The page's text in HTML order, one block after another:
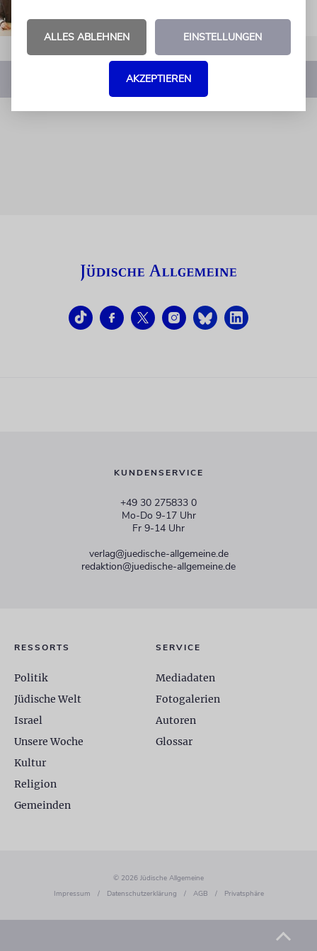
3 4
KUNDENSERVICE
+49 30 275833 0
Mo-Do 9-17 Uhr
Fr 9-14 Uhr
verlag@juedische-allgemeine.de
redaktion@juedische-allgemeine.de
RESSORTS
Politik
Jüdische Welt
Israel
Unsere Woche
Kultur
Religion
Gemeinden
SERVICE
Mediadaten
Fotogalerien
Autoren
Glossar
© 2026 Jüdische Allgemeine
Impressum
/ Datenschutzerklärung / AGB / Privatsphäre
ALLES ABLEHNEN EINSTELLUNGEN
AKZEPTIEREN